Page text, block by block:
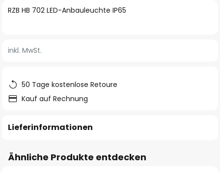
Zum
springen
RZB HB 702 LED-Anbauleuchte IP65
inkl. MwSt.
50 Tage kostenlose Retoure
Kauf auf Rechnung
Lieferinformationen
Ähnliche Produkte entdecken